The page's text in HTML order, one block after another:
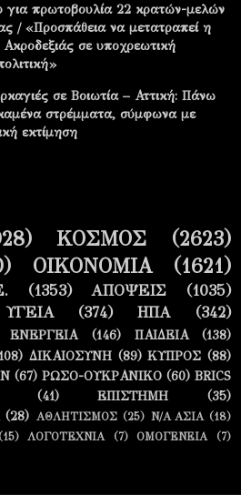
για πρωτοβουλία 22 κρατών-μελών
/ «Προσπάθεια να μετατραπεί η
σε υποχρεωτική
σε Βοιωτία – Αττική: Πάνω
στρέμματα, σύμφωνα με
εκτίμηση
ΚΟΣΜΟΣ
(2623)
ΟΙΚΟΝΟΜΙΑ (1621)
(1353) ΑΠΟΨΕΙΣ
(1035)
ΥΓΕΙΑ (374) ΗΠΑ
(342)
ΕΝΕΡΓΕΙΑ (146) ΠΑΙΔΕΙΑ
(138)
ΔΙΚΑΙΟΣΥΝΗ (89) ΚΥΠΡΟΣ (88)
(67) ΡΩΣΟ-ΟΥΚΡΑΝΙΚΟ (60) BRICS
(41) ΕΠΙΣΤΗΜΗ
(35)
(28) ΑΘΛΗΤΙΣΜΟΣ (25) Ν/Α ΑΣΙΑ (18)
(15) ΛΟΓΟΤΕΧΝΙΑ (7) ΟΜΟΓΕΝΕΙΑ
(7)